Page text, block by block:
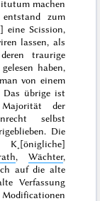
machen
entstand zum
eine Scission,
lassen, als
traurige
gelesen haben,
von einem
Das übrige ist
der
selbst
Die
K˖[önigliche]
, Wächter,
auf die alte
Verfassung